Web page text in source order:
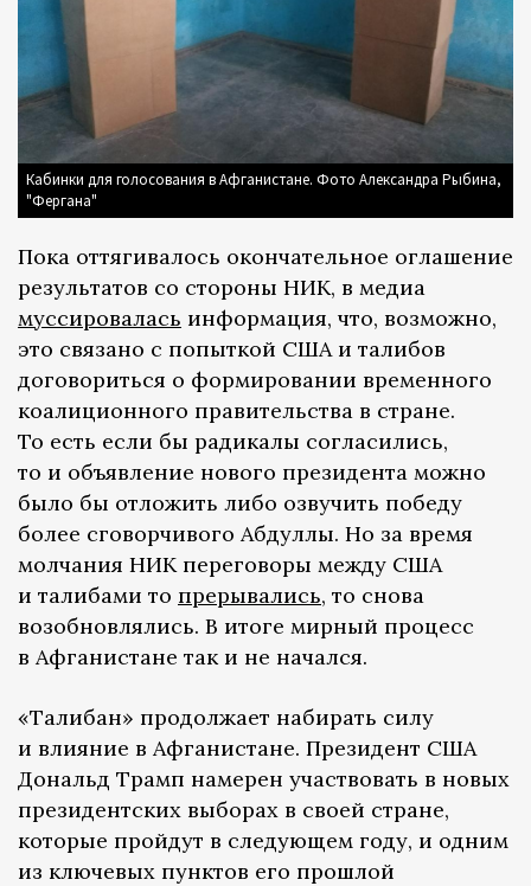
Кабинки для голосования в Афганистане. Фото Александра Рыбина,
"Фергана"
Пока оттягивалось окончательное оглашение
результатов со стороны НИК, в медиа
муссировалась информация, что, возможно,
это связано с попыткой США и талибов
договориться о формировании временного
коалиционного правительства в стране.
То есть если бы радикалы согласились,
то и объявление нового президента можно
было бы отложить либо озвучить победу
более сговорчивого Абдуллы. Но за время
молчания НИК переговоры между США
и талибами то прерывались, то снова
возобновлялись. В итоге мирный процесс
в Афганистане так и не начался.
«Талибан» продолжает набирать силу
и влияние в Афганистане. Президент США
Дональд Трамп намерен участвовать в новых
президентских выборах в своей стране,
которые пройдут в следующем году, и одним
из ключевых пунктов его прошлой